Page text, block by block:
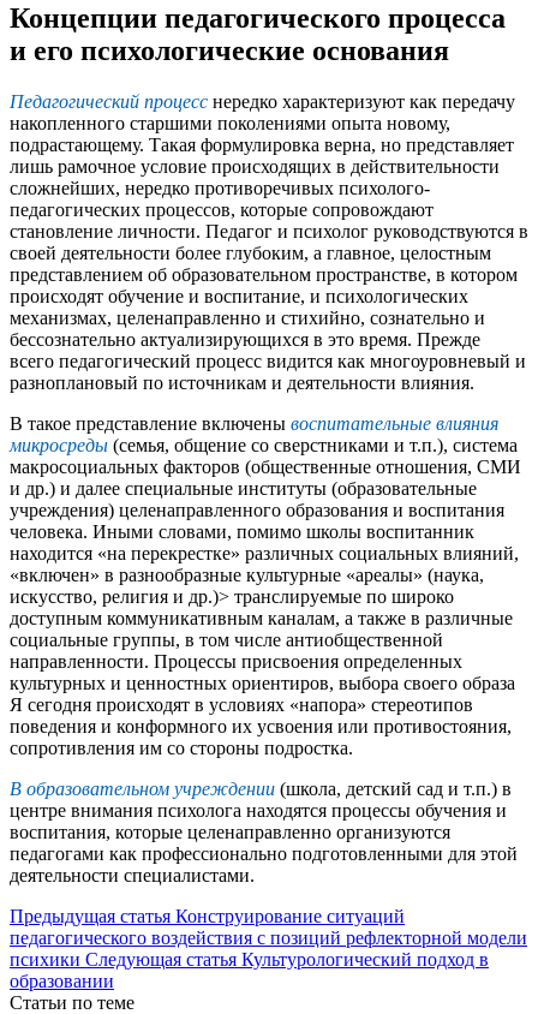
Концепции педагогического процесса
и его психологические основания
Педагогический процесс нередко характеризуют как передачу
накопленного старшими поколениями опыта новому,
подрастающему. Такая формулировка верна, но представляет
лишь рамочное условие происходящих в действительности
сложнейших, нередко противоречивых психолого-
педагогических процессов, которые сопровождают
становление личности. Педагог и психолог руководствуются в
своей деятельности более глубоким, а главное, целостным
представлением об образовательном пространстве, в котором
происходят обучение и воспитание, и психологических
механизмах, целенаправленно и стихийно, сознательно и
бессознательно актуализирующихся в это время. Прежде
всего педагогический процесс видится как многоуровневый и
разноплановый по источникам и деятельности влияния.
В такое представление включены воспитательные влияния
микросреды (семья, общение со сверстниками и т.п.), система
макросоциальных факторов (общественные отношения, СМИ
и др.) и далее специальные институты (образовательные
учреждения) целенаправленного образования и воспитания
человека. Иными словами, помимо школы воспитанник
находится «на перекрестке» различных социальных влияний,
«включен» в разнообразные культурные «ареалы» (наука,
искусство, религия и др.)> транслируемые по широко
доступным коммуникативным каналам, а также в различные
социальные группы, в том числе антиобщественной
направленности. Процессы присвоения определенных
культурных и ценностных ориентиров, выбора своего образа
Я сегодня происходят в условиях «напора» стереотипов
поведения и конформного их усвоения или противостояния,
сопротивления им со стороны подростка.
В образовательном учреждении (школа, детский сад и т.п.) в
центре внимания психолога находятся процессы обучения и
воспитания, которые целенаправленно организуются
педагогами как профессионально подготовленными для этой
деятельности специалистами.
Предыдущая статья Конструирование ситуаций
педагогического воздействия с позиций рефлекторной модели
психики Следующая статья Культурологический подход в
образовании
Статьи по теме